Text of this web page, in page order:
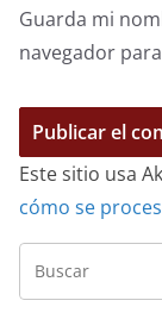
Guarda mi
navegador
Este sitio usa
cómo se